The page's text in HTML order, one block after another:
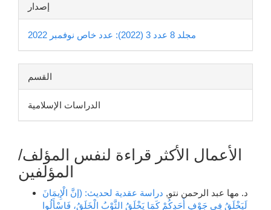
إصدار
مجلد 8 عدد 3 (2022): عدد خاص نوفمبر 2022
القسم
الدراسات الإسلامية
الأعمال الأكثر قراءة لنفس المؤلف/
المؤلفين
د. مها عبد الرحمن نتو, دراسة عقدية لحديث: (إنَّ الْإِيمَانَ
لَيَخْلَقُ فِي جَوْفِ أَحَدِكُمْ كَمَا يَخْلَقُ الثَّوْبُ الْخَلَقُ، فَاسْأَلُوا